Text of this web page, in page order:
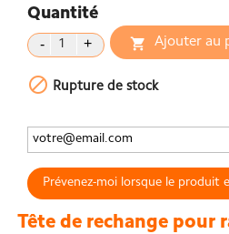
Quantité
 Ajouter au
 Rupture de stock
Prévenez-moi lorsque le produit
Tête de rechange pour